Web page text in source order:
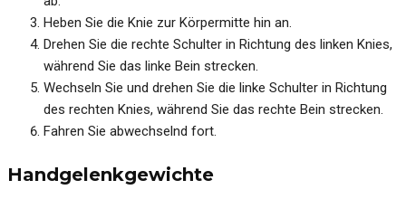
Heben Sie die Knie zur Körpermitte hin an.
Drehen Sie die rechte Schulter in Richtung des linken Knies,
während Sie das linke Bein strecken.
Wechseln Sie und drehen Sie die linke Schulter in Richtung
des rechten Knies, während Sie das rechte Bein strecken.
Fahren Sie abwechselnd fort.
Handgelenkgewichte